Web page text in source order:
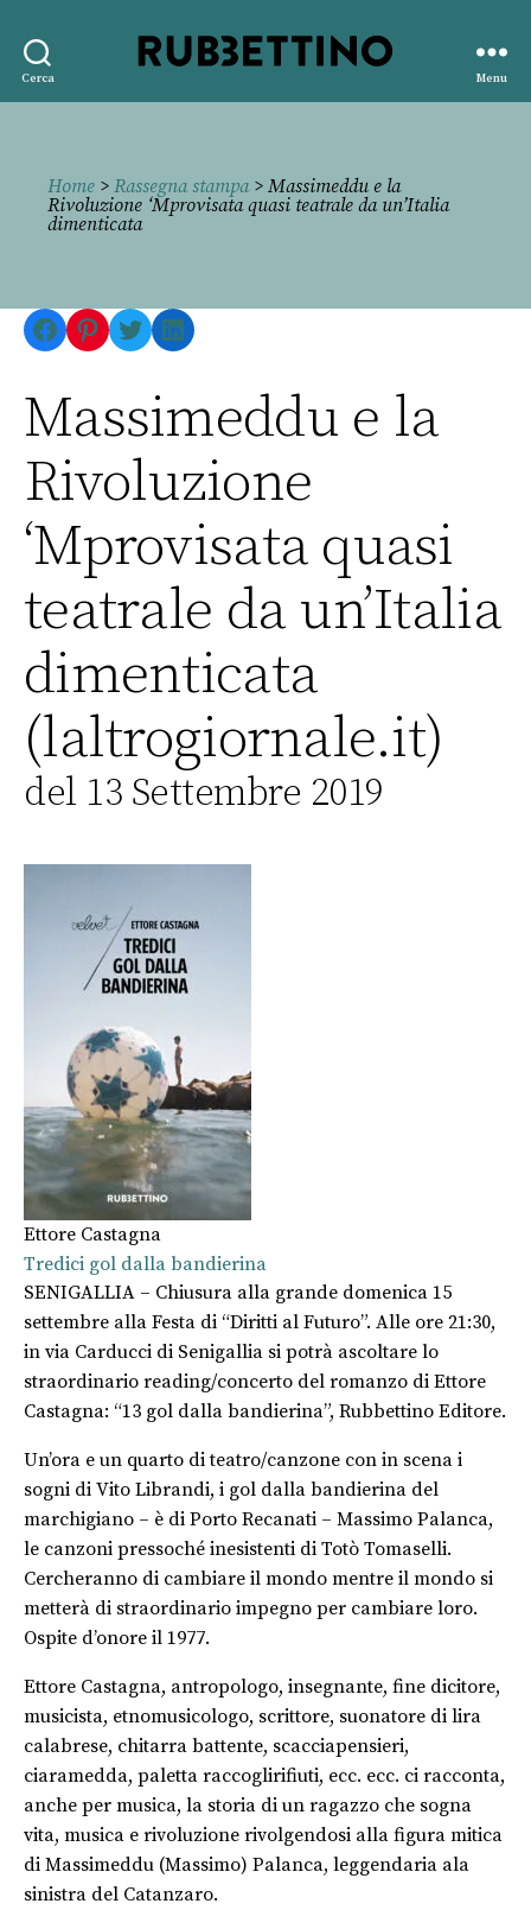
Cerca
editore
Menu
Home > Rassegna stampa> Massimeddu e la
Rivoluzione ‘Mprovisata quasi teatrale da un’Italia
dimenticata
Facebook
Pinterest
TwitterLinkedIn
Massimeddu e la
Rivoluzione
‘Mprovisata quasi
teatrale da un’Italia
dimenticata
(laltrogiornale.it)
del 13 Settembre 2019
Ettore Castagna
Tredici gol dalla bandierina
SENIGALLIA – Chiusura alla grande domenica 15
settembre alla Festa di “Diritti al Futuro”. Alle ore 21:30,
in via Carducci di Senigallia si potrà ascoltare lo
straordinario reading/concerto del romanzo di Ettore
Castagna: “13 gol dalla bandierina”, Rubbettino Editore.
Un’ora e un quarto di teatro/canzone con in scena i
sogni di Vito Librandi, i gol dalla bandierina del
marchigiano – è di Porto Recanati – Massimo Palanca,
le canzoni pressoché inesistenti di Totò Tomaselli.
Cercheranno di cambiare il mondo mentre il mondo si
metterà di straordinario impegno per cambiare loro.
Ospite d’onore il 1977.
Ettore Castagna, antropologo, insegnante, fine dicitore,
musicista, etnomusicologo, scrittore, suonatore di lira
calabrese, chitarra battente, scacciapensieri,
ciaramedda, paletta raccoglirifiuti, ecc. ecc. ci racconta,
anche per musica, la storia di un ragazzo che sogna
vita, musica e rivoluzione rivolgendosi alla figura mitica
di Massimeddu (Massimo) Palanca, leggendaria ala
sinistra del Catanzaro.